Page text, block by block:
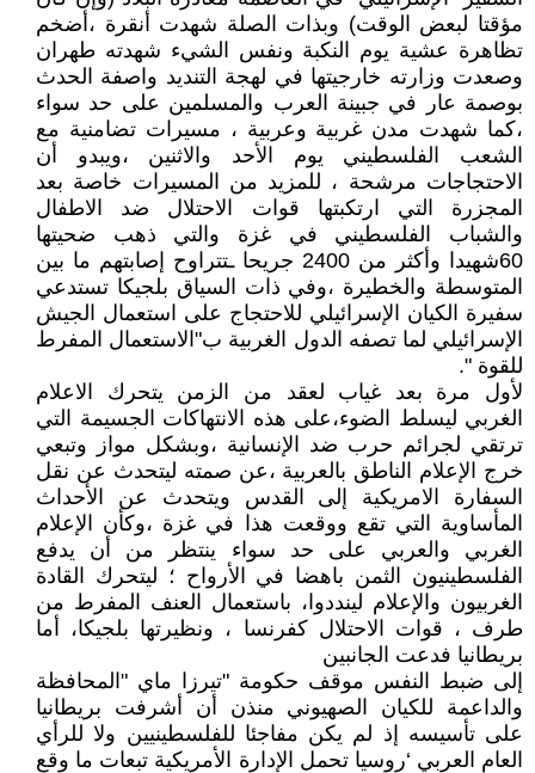
مؤقتا لبعض الوقت) وبذات الصلة شهدت أنقرة ،أضخم
تظاهرة عشية يوم النكبة ونفس الشيء شهدته طهران
وصعدت وزارته خارجيتها في لهجة التنديد واصفة الحدث
بوصمة عار في جبينة العرب والمسلمين على حد سواء
،كما شهدت مدن غربية وعربية ، مسيرات تضامنية مع
الشعب الفلسطيني يوم الأحد والاثنين ،ويبدو أن
الاحتجاجات مرشحة ، للمزيد من المسيرات خاصة بعد
المجزرة التي ارتكبتها قوات الاحتلال ضد الاطفال
والشباب الفلسطيني في غزة والتي ذهب ضحيتها
60شهيدا وأكثر من 2400 جريحا ـتتراوح إصابتهم ما بين
المتوسطة والخطيرة ،وفي ذات السياق بلجيكا تستدعي
سفيرة الكيان الإسرائيلي للاحتجاج على استعمال الجيش
الإسرائيلي لما تصفه الدول الغربية ب"الاستعمال المفرط
للقوة ".
لأول مرة بعد غياب لعقد من الزمن يتحرك الاعلام
الغربي ليسلط الضوء،على هذه الانتهاكات الجسيمة التي
ترتقي لجرائم حرب ضد الإنسانية ،وبشكل مواز وتبعي
خرج اﻹعلام الناطق بالعربية ،عن صمته ليتحدث عن نقل
السفارة الامريكية إلى القدس ويتحدث عن الأحداث
المأساوية التي تقع ووقعت هذا في غزة ،وكأن اﻹعلام
الغربي والعربي على حد سواء ينتظر من أن يدفع
الفلسطينيون الثمن باهضا في الأرواح ؛ ليتحرك القادة
الغربيون والإعلام لينددوا، باستعمال العنف المفرط من
طرف ، قوات الاحتلال كفرنسا ، ونظيرتها بلجيكا، أما
بريطانيا فدعت الجانبين
إلى ضبط النفس موقف حكومة "تيرزا ماي "المحافظة
والداعمة للكيان الصهيوني منذن أن أشرفت بريطانيا
على تأسيسه إذ لم يكن مفاجئا للفلسطينيين ولا للرأي
العام العربي ‘روسيا تحمل الإدارة الأمريكية تبعات ما وقع